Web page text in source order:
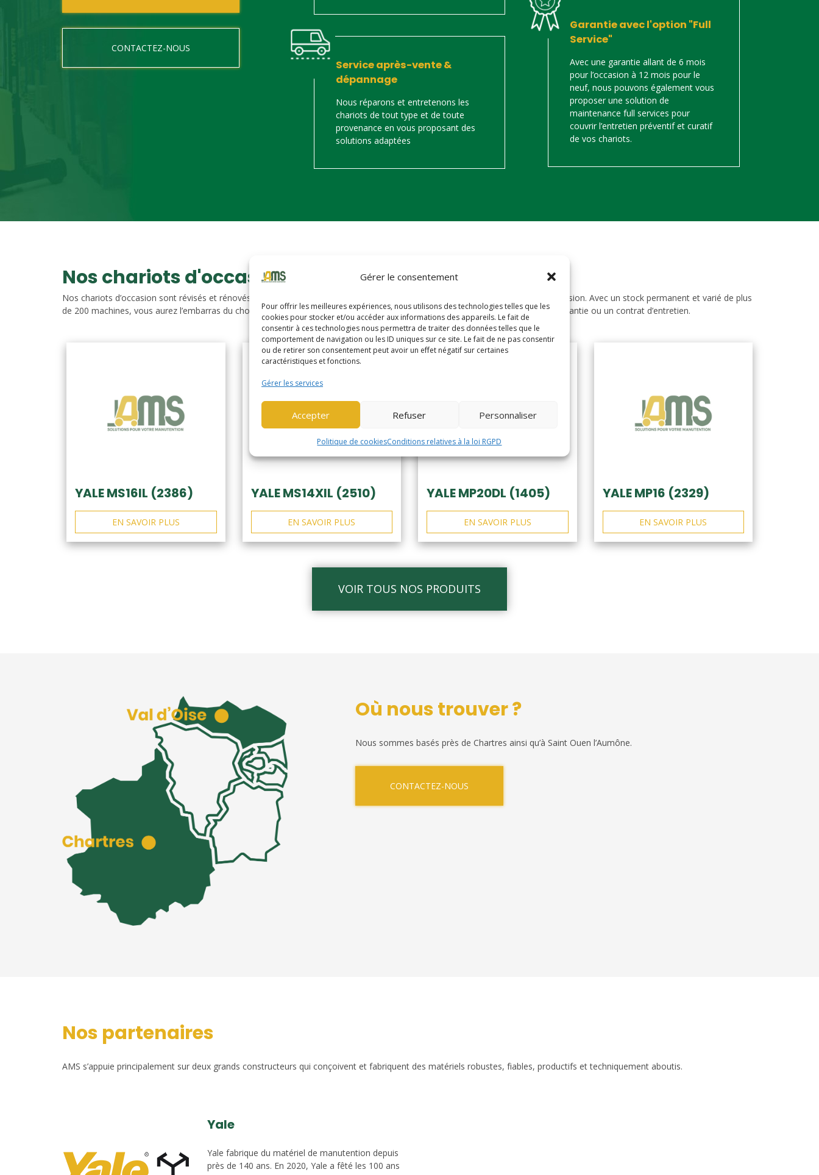
Gérer le consentement
Pour offrir les meilleures expériences, nous utilisons des technologies telles que les
cookies pour stocker et/ou accéder aux informations des appareils. Le fait de
consentir à ces technologies nous permettra de traiter des données telles que le
comportement de navigation ou les ID uniques sur ce site. Le fait de ne pas consentir
ou de retirer son consentement peut avoir un effet négatif sur certaines
caractéristiques et fonctions.
Gérer les services
Accepter Refuser Personnaliser
Politique de cookiesConditions relatives à la loi RGPD
CONTACTEZ-NOUS
Service après-vente &
dépannage
Nous réparons et entretenons les
chariots de tout type et de toute
provenance en vous proposant des
solutions adaptées
Garantie avec l'option "Full
Service"
Avec une garantie allant de 6 mois
pour l’occasion à 12 mois pour le
neuf, nous pouvons également vous
proposer une solution de
maintenance full services pour
couvrir l’entretien préventif et curatif
de vos chariots.
Nos chariots d'occasion
Nos chariots d’occasion sont révisés et rénovés. Vous trouverez ci-dessous notre catalogue de matériels de manutention d’occasion. Avec un stock permanent et varié de plus
de 200 machines, vous aurez l’embarras du choix. Nos chariots sont révisés, reconditionnés, repeints, prêts à partir avec une garantie ou un contrat d’entretien.
YALE MS16IL (2386)
EN SAVOIR PLUS
YALE MS14XIL (2510)
EN SAVOIR PLUS
YALE MP20DL (1405)
EN SAVOIR PLUS
YALE MP16 (2329)
EN SAVOIR PLUS
VOIR TOUS NOS PRODUITS
Où nous trouver ?
Nous sommes basés près de Chartres ainsi qu’à Saint Ouen l’Aumône.
CONTACTEZ-NOUS
Nos partenaires
AMS s’appuie principalement sur deux grands constructeurs qui conçoivent et fabriquent des matériels robustes, fiables, productifs et techniquement aboutis.
Yale
Yale fabrique du matériel de manutention depuis
près de 140 ans. En 2020, Yale a fêté les 100 ans